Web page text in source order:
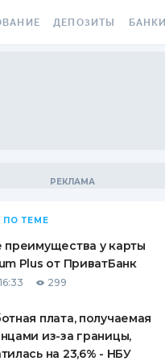
ВИНЬЕТКА
СОТРУДНИКОВ
ОТ
СЛУЧАЕВ
ДЕПОЗИТЫ
ВОПРОСЫ И ОТВЕТЫ
ПУТЕВОДИТЕЛИ ПО
БАНКИ
ПО ТЕМЕ
преимущества у карты
Plus от ПриватБанк
299
плата, получаемая
из-за границы,
на 23,6% - НБУ